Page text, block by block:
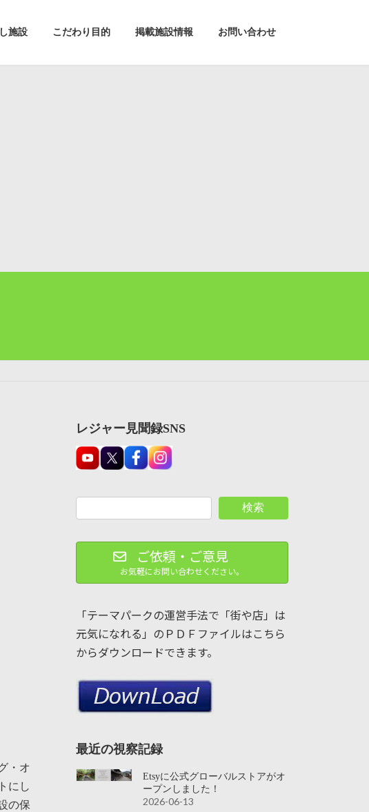
施設 こだわり目的 掲載施設情報 お問い合わせ
・オ
にし
の保
レジャー見聞録SNS
検索
ご依頼・ご意見
お気軽にお問い合わせください。
「テーマパークの運営手法で「街や店」は
元気になれる」のＰＤＦファイルはこちら
からダウンロードできます。
最近の視察記録
Etsyに公式グローバルストアがオ
ープンしました！
2026-06-13